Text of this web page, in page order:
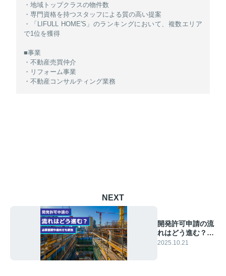
・地域トップクラスの物件数
・専門資格を持つスタッフによる質の高い提案
・「LIFULL HOME'S」のランキングにおいて、複数エリア
で1位を獲得
■事業
・不動産売買仲介
・リフォーム事業
・不動産コンサルティング業務
NEXT
開発許可申請の流
れはどう進む？必
要書類や進め方も
2025.10.21